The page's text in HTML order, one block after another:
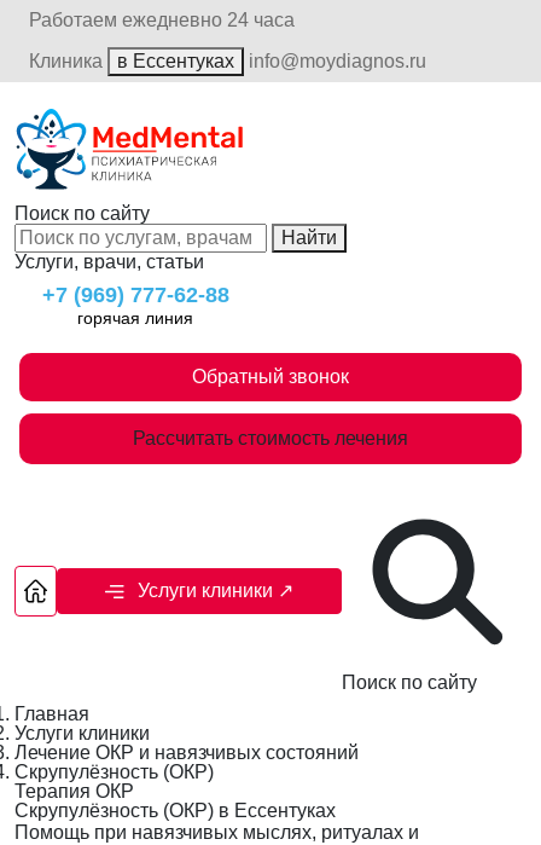
Работаем ежедневно 24 часа
Клиника
в Ессентуках info@moydiagnos.ru
Поиск по сайту
Найти
Услуги, врачи, статьи
+7 (969) 777-62-88
горячая линия
Обратный звонок
Рассчитать стоимость лечения
Услуги клиники ↗
Поиск по сайту
Главная
Услуги клиники
Лечение ОКР и навязчивых состояний
Скрупулёзность (ОКР)
Терапия ОКР
Скрупулёзность (ОКР) в Ессентуках
Помощь при навязчивых мыслях, ритуалах и